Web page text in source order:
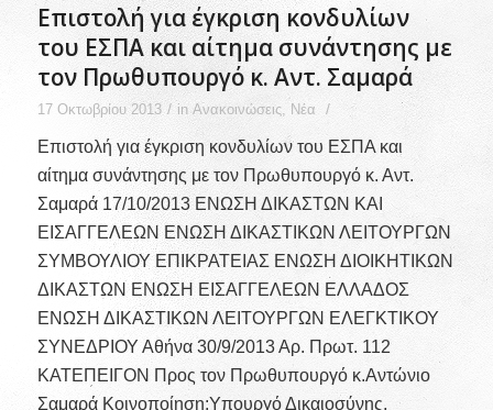
Επιστολή για έγκριση κονδυλίων
του ΕΣΠΑ και αίτημα συνάντησης με
τον Πρωθυπουργό κ. Αντ. Σαμαρά
17 Οκτωβρίου 2013 / inΑνακοινώσεις Νέα /
Επιστολή για έγκριση κονδυλίων του ΕΣΠΑ και
αίτημα συνάντησης με τον Πρωθυπουργό κ. Αντ.
Σαμαρά 17/10/2013 ΕΝΩΣΗ ΔΙΚΑΣΤΩΝ ΚΑΙ
ΕΙΣΑΓΓΕΛΕΩΝ ΕΝΩΣΗ ΔΙΚΑΣΤΙΚΩΝ ΛΕΙΤΟΥΡΓΩΝ
ΣΥΜΒΟΥΛΙΟΥ ΕΠΙΚΡΑΤΕΙΑΣ ΕΝΩΣΗ ΔΙΟΙΚΗΤΙΚΩΝ
ΔΙΚΑΣΤΩΝ ΕΝΩΣΗ ΕΙΣΑΓΓΕΛΕΩΝ ΕΛΛΑΔΟΣ
ΕΝΩΣΗ ΔΙΚΑΣΤΙΚΩΝ ΛΕΙΤΟΥΡΓΩΝ ΕΛΕΓΚΤΙΚΟΥ
ΣΥΝΕΔΡΙΟΥ Αθήνα 30/9/2013 Αρ. Πρωτ. 112
ΚΑΤΕΠΕΙΓΟΝ Προς τον Πρωθυπουργό κ.Αντώνιο
Σαμαρά Κοινοποίηση:Υπουργό Δικαιοσύνης,